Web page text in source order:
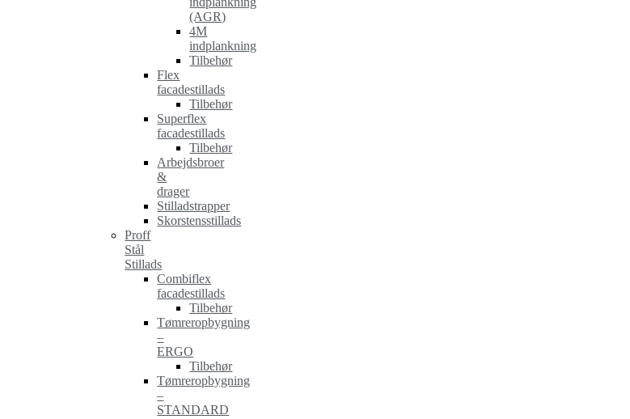
(AGR)
4M
indplankning
Tilbehør
Flex
facadestillads
Tilbehør
Superflex
facadestillads
Tilbehør
Arbejdsbroer
&
drager
Stilladstrapper
Skorstensstillads
Proff
Stål
Stillads
Combiflex
facadestillads
Tilbehør
Tømreropbygning
–
ERGO
Tilbehør
Tømreropbygning
–
STANDARD